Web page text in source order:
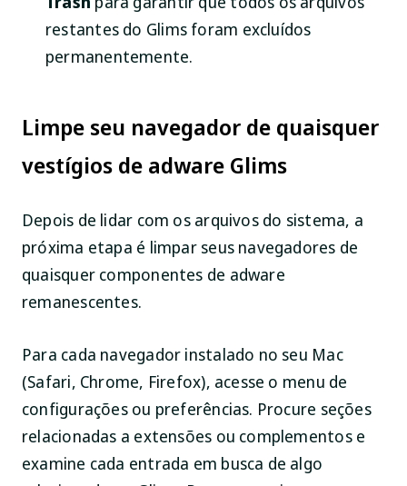
restantes do Glims foram excluídos
permanentemente.
Limpe seu navegador de quaisquer
vestígios de adware Glims
Depois de lidar com os arquivos do sistema, a
próxima etapa é limpar seus navegadores de
quaisquer componentes de adware
remanescentes.
Para cada navegador instalado no seu Mac
(Safari, Chrome, Firefox), acesse o menu de
configurações ou preferências. Procure seções
relacionadas a extensões ou complementos e
examine cada entrada em busca de algo